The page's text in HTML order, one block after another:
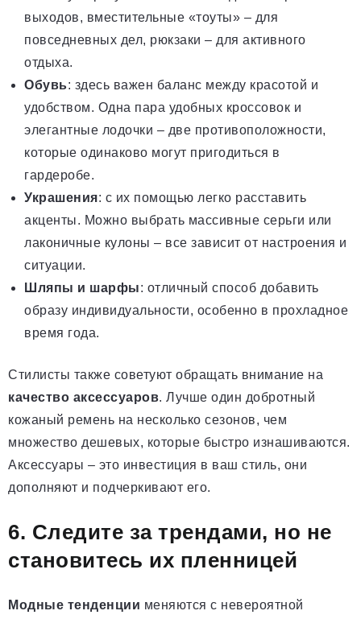
выходов, вместительные «тоуты» – для
повседневных дел, рюкзаки – для активного
отдыха.
Обувь: здесь важен баланс между красотой и
удобством. Одна пара удобных кроссовок и
элегантные лодочки – две противоположности,
которые одинаково могут пригодиться в
гардеробе.
Украшения: с их помощью легко расставить
акценты. Можно выбрать массивные серьги или
лаконичные кулоны – все зависит от настроения и
ситуации.
Шляпы и шарфы: отличный способ добавить
образу индивидуальности, особенно в прохладное
время года.
Стилисты также советуют обращать внимание на
качество аксессуаров. Лучше один добротный
кожаный ремень на несколько сезонов, чем
множество дешевых, которые быстро изнашиваются.
Аксессуары – это инвестиция в ваш стиль, они
дополняют и подчеркивают его.
6. Следите за трендами, но не
становитесь их пленницей
Модные тенденции меняются с невероятной